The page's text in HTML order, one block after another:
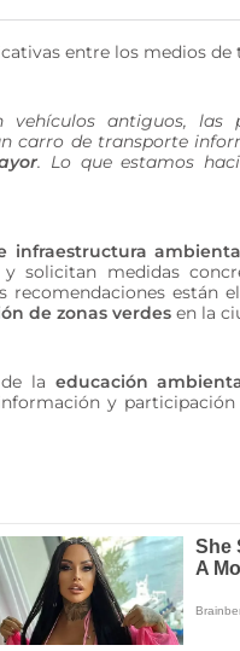
entre los medios de
antiguos, las
carro de transporte
. Lo que estamos
infraestructura
solicitan medidas
recomendaciones están
de zonas verdes en la
la educación
y participación